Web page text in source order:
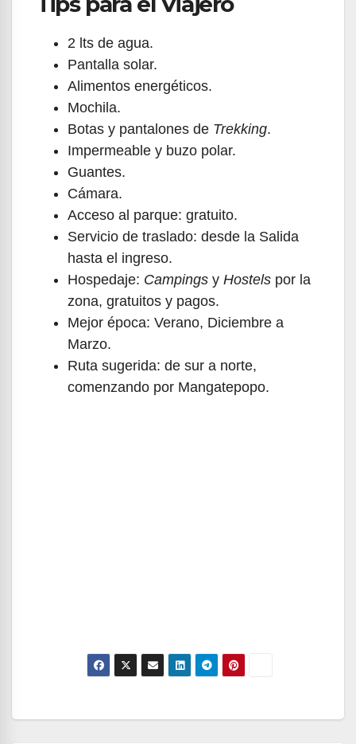
2 lts de agua.
Pantalla solar.
Alimentos energéticos.
Mochila.
Botas y pantalones de Trekking.
Impermeable y buzo polar.
Guantes.
Cámara.
Acceso al parque: gratuito.
Servicio de traslado: desde la Salida
hasta el ingreso.
Hospedaje: Campings y Hostels por la
zona, gratuitos y pagos.
Mejor época: Verano, Diciembre a
Marzo.
Ruta sugerida: de sur a norte,
comenzando por Mangatepopo.